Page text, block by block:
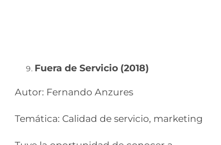
Fuera de Servicio (2018)
Autor: Fernando Anzures
Temática: Calidad de servicio, marketing